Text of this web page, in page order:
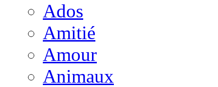
Ados
Amitié
Amour
Animaux